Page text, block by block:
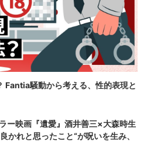
Fantia騒動から考える、性的表現と
ー映画『遺愛』酒井善三×大森時生
かれと思ったこと“が呪いを生み、